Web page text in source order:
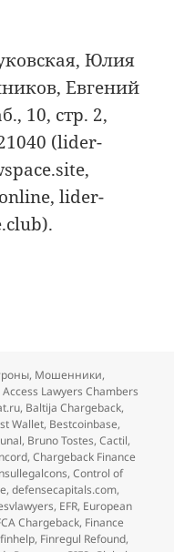
Юлия
Евгений
10, стр. 2,
(lider-
lider-
в чёрный
, Мошенники,
Метки
Access Lawyers Chambers
, Baltija Chargeback,
Wallet, Bestcoinbase,
, Bruno Tostes,Cactil,
,Chargeback Finance
,Control of
,defensecapitals.com,
, EFR, European
Chargeback, Finance
finhelp, Finregul Refound,